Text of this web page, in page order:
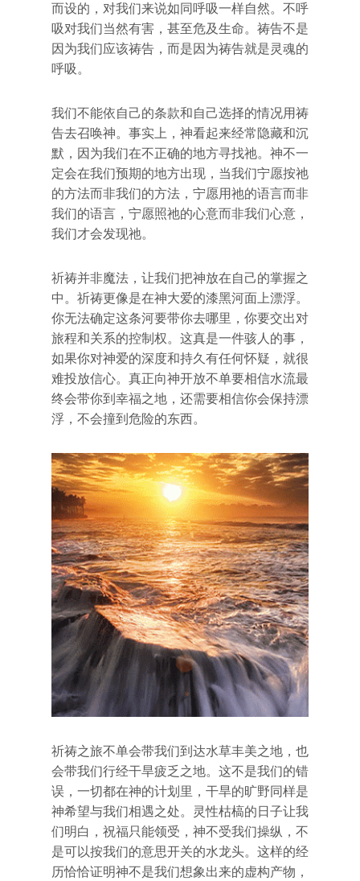
而设的，对我们来说如同呼吸一样自然。不呼
吸对我们当然有害，甚至危及生命。祷告不是
因为我们应该祷告，而是因为祷告就是灵魂的
呼吸。
我们不能依自己的条款和自己选择的情况用祷
告去召唤神。事实上，神看起来经常隐藏和沉
默，因为我们在不正确的地方寻找祂。神不一
定会在我们预期的地方出现，当我们宁愿按祂
的方法而非我们的方法，宁愿用祂的语言而非
我们的语言，宁愿照祂的心意而非我们心意，
我们才会发现祂。
祈祷并非魔法，让我们把神放在自己的掌握之
中。祈祷更像是在神大爱的漆黑河面上漂浮。
你无法确定这条河要带你去哪里，你要交出对
旅程和关系的控制权。这真是一件骇人的事，
如果你对神爱的深度和持久有任何怀疑，就很
难投放信心。真正向神开放不单要相信水流最
终会带你到幸福之地，还需要相信你会保持漂
浮，不会撞到危险的东西。
祈祷之旅不单会带我们到达水草丰美之地，也
会带我们行经干旱疲乏之地。这不是我们的错
误，一切都在神的计划里，干旱的旷野同样是
神希望与我们相遇之处。灵性枯槁的日子让我
们明白，祝福只能领受，神不受我们操纵，不
是可以按我们的意思开关的水龙头。这样的经
历恰恰证明神不是我们想象出来的虚构产物，